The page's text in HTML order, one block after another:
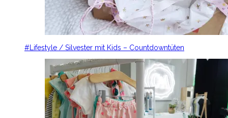
#Lifestyle / Silvester mit Kids – Countdowntüten